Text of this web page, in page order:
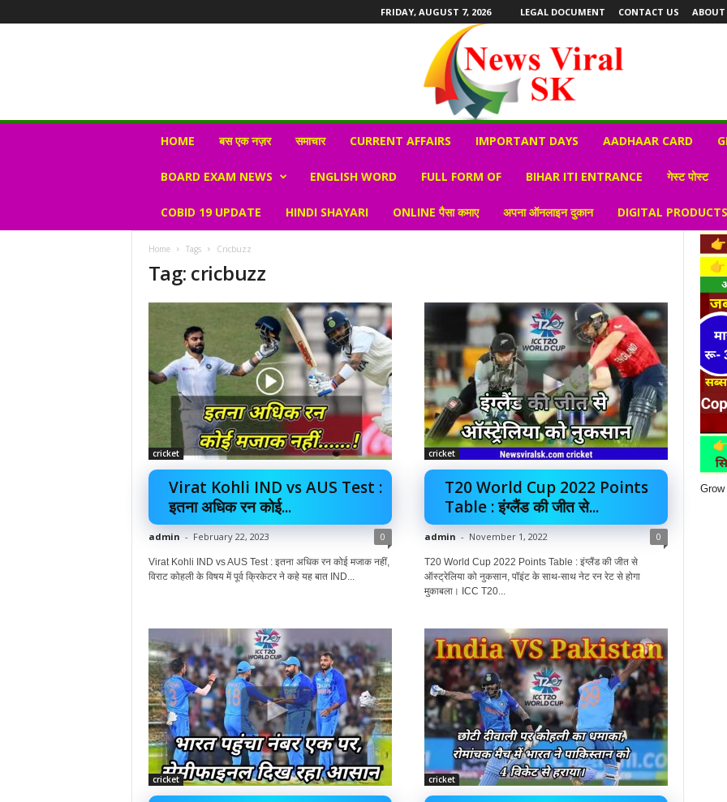
FRIDAY, AUGUST 7, 2026 LEGAL DOCUMENT CONTACT US ABOUT
r
HOME बस एक नज़र समाचार CURRENT AFFAIRS IMPORTANT DAYS AADHAAR CARD
BOARD EXAM NEWS ENGLISH WORD FULL FORM OF BIHAR ITI ENTRANCE गेस्ट पोस्ट
COBID 19 UPDATE HINDI SHAYARI ONLINE पैसा कमाए अपना ऑनलाइन दुकान DIGITAL
Home Tags Cricbuzz
Tag: cricbuzz
cricket
Virat Kohli IND vs AUS Test :
इतना अधिक रन कोई...
admin - February 22, 2023 0
Virat Kohli IND vs AUS Test : इतना अधिक रन कोई मजाक नहीं,
विराट कोहली के विषय में पूर्व क्रिकेटर ने कहे यह बात IND...
cricket
T20 World Cup 2022 Points
Table : इंग्लैंड की जीत से...
admin - November 1, 2022 0
T20 World Cup 2022 Points Table : इंग्लैंड की जीत से
ऑस्ट्रेलिया को नुकसान, पॉइंट के साथ-साथ नेट रन रेट से होगा
मुकाबला। ICC T20...
cricket cricket